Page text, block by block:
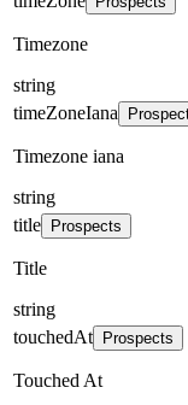
Timezone
string
timeZoneIana
Timezone iana
string
title
Prospects
Title
string
touchedAt
Prospects
Touched At